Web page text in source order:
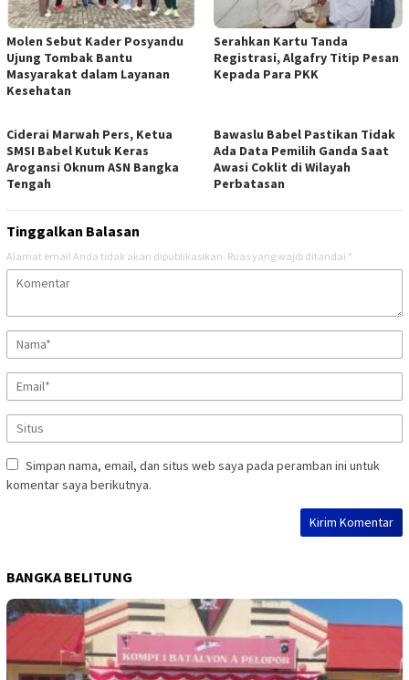
Molen Sebut Kader Posyandu
Ujung Tombak Bantu
Masyarakat dalam Layanan
Kesehatan
Serahkan Kartu Tanda
Registrasi, Algafry Titip Pesan
Kepada Para PKK
Ciderai Marwah Pers, Ketua
SMSI Babel Kutuk Keras
Arogansi Oknum ASN Bangka
Tengah
Bawaslu Babel Pastikan Tidak
Ada Data Pemilih Ganda Saat
Awasi Coklit di Wilayah
Perbatasan
Tinggalkan Balasan
Alamat email Anda tidak akan dipublikasikan. Ruas yang wajib ditandai *
Simpan nama, email, dan situs web saya pada peramban ini untuk
komentar saya berikutnya.
BANGKA BELITUNG